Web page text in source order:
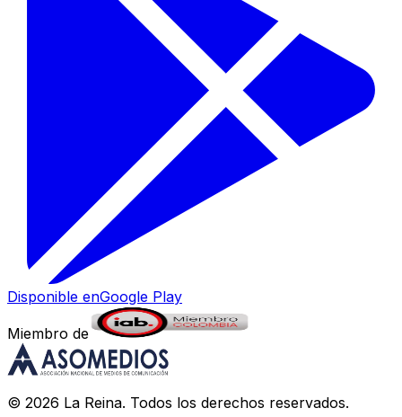
Disponible enGoogle Play
Miembro de
© 2026 La Reina. Todos los derechos reservados.